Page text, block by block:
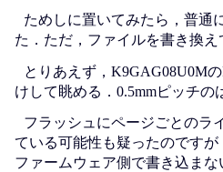
ためしに置いてみたら，普通
た．ただ，ファイルを書き換え
とりあえず，K9GAG08U0M
けして眺める．0.5mmピッチの
フラッシュにページごとのラ
ている可能性も疑ったのですが
ファームウェア側で書き込ま